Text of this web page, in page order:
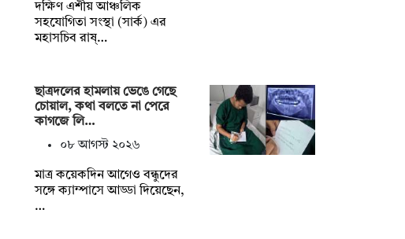
দক্ষিণ এশীয় আঞ্চলিক
সহযোগিতা সংস্থা (সার্ক) এর
মহাসচিব রাষ্…
ছাত্রদলের হামলায় ভেঙে গেছে
চোয়াল, কথা বলতে না পেরে
কাগজে লি…
০৮ আগস্ট ২০২৬
মাত্র কয়েকদিন আগেও বন্ধুদের
সঙ্গে ক্যাম্পাসে আড্ডা দিয়েছেন,
…